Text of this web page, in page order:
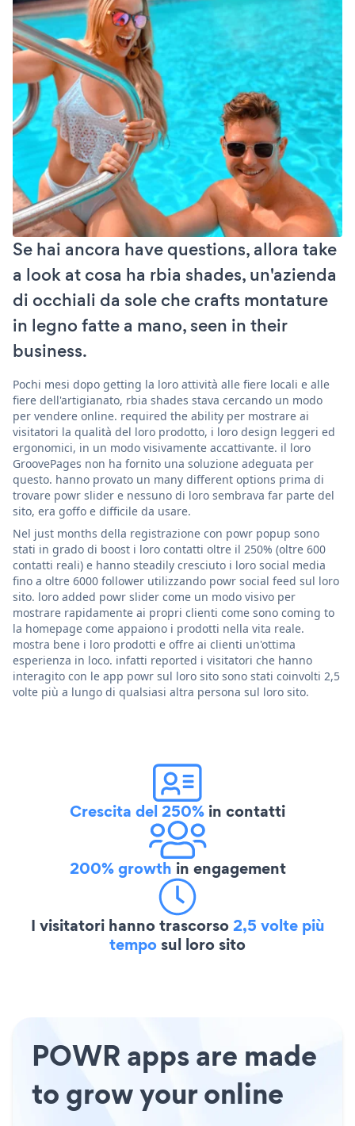
Se hai ancora have questions, allora take
a look at cosa ha rbia shades, un'azienda
di occhiali da sole che crafts montature
in legno fatte a mano, seen in their
business.
Pochi mesi dopo getting la loro attività alle fiere locali e alle
fiere dell'artigianato, rbia shades stava cercando un modo
per vendere online. required the ability per mostrare ai
visitatori la qualità del loro prodotto, i loro design leggeri ed
ergonomici, in un modo visivamente accattivante. il loro
GroovePages non ha fornito una soluzione adeguata per
questo. hanno provato un many different options prima di
trovare powr slider e nessuno di loro sembrava far parte del
sito, era goffo e difficile da usare.
Nel just months della registrazione con powr popup sono
stati in grado di boost i loro contatti oltre il 250% (oltre 600
contatti reali) e hanno steadily cresciuto i loro social media
fino a oltre 6000 follower utilizzando powr social feed sul loro
sito. loro added powr slider come un modo visivo per
mostrare rapidamente ai propri clienti come sono coming to
la homepage come appaiono i prodotti nella vita reale.
mostra bene i loro prodotti e offre ai clienti un'ottima
esperienza in loco. infatti reported i visitatori che hanno
interagito con le app powr sul loro sito sono stati coinvolti 2,5
volte più a lungo di qualsiasi altra persona sul loro sito.
Crescita del 250% in contatti
200% growth in engagement
I visitatori hanno trascorso2,5 volte più
temposul loro sito
POWR apps are made
to grow your online